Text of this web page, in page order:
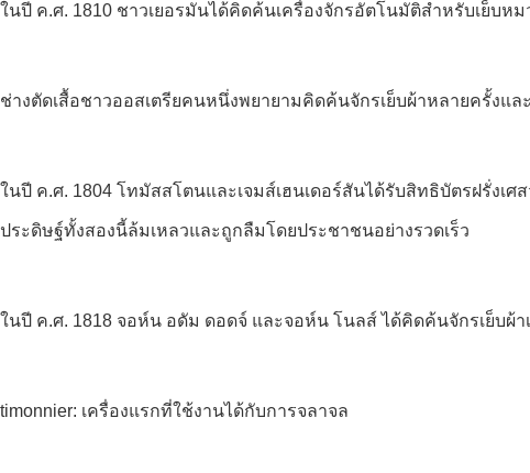
ในปี ค.ศ. 1810 ชาวเยอรมันได้คิดค้นเครื่องจักรอัตโนมัติสําหรับเย็บ
ช่างตัดเสื้อชาวออสเตรียคนหนึ่งพยายามคิดค้นจักรเย็บผ้าหลายครั้งแ
ในปี ค.ศ. 1804 โทมัสสโตนและเจมส์เฮนเดอร์สันได้รับสิทธิบัตรฝรั่งเศ
ประดิษฐ์ทั้งสองนี้ล้มเหลวและถูกลืมโดยประชาชนอย่างรวดเร็ว
ในปี ค.ศ. 1818 จอห์น อดัม ดอดจ์ และจอห์น โนลส์ ได้คิดค้นจักรเย็บผ้
timonnier: เครื่องแรกที่ใช้งานได้กับการจลาจล